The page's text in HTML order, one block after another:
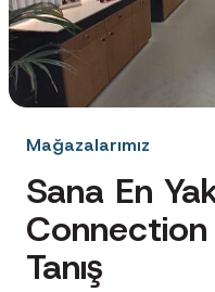
Mağazalarımız
Sana En
Connection
Tanış